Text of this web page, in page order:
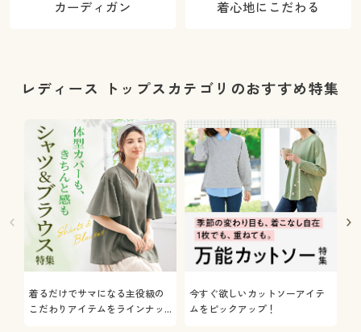
カーディガン 着心地にこだわる
レディース トップスカテゴリのおすすめ特集
着るだけでサマになる主役級の
こだわりアイテムをラインナッ
今すぐ欲しいカットソーアイテ
ムをピックアップ！